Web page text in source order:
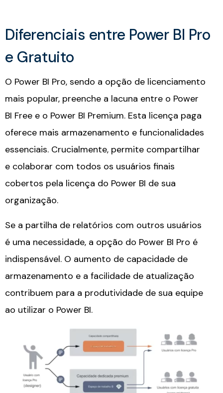
Diferenciais entre Power BI Pro
e Gratuito​
O Power BI Pro, sendo a opção de licenciamento
mais popular, preenche a lacuna entre o Power
BI Free e o Power BI Premium. Esta licença paga
oferece mais armazenamento e funcionalidades
essenciais. Crucialmente, permite compartilhar
e colaborar com todos os usuários finais
cobertos pela licença do Power BI de sua
organização.
Se a partilha de relatórios com outros usuários
é uma necessidade, a opção do Power BI Pro é
indispensável. O aumento de capacidade de
armazenamento e a facilidade de atualização
contribuem para a produtividade de sua equipe
ao utilizar o Power BI.